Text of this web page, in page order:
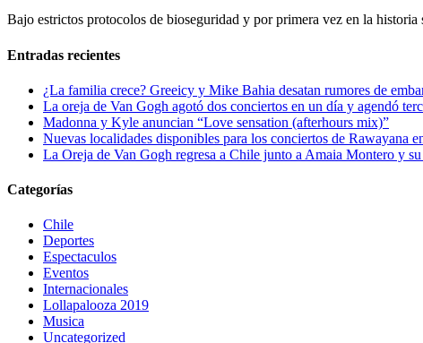
Bajo estrictos protocolos de bioseguridad y por primera vez en la
Entradas recientes
¿La familia crece? Greeicy y Mike Bahia desatan rumores de
La oreja de Van Gogh agotó dos conciertos en un día y agendó
Madonna y Kyle anuncian “Love sensation (afterhours mix)”
Nuevas localidades disponibles para los conciertos de Rawayana
La Oreja de Van Gogh regresa a Chile junto a Amaia Montero y su
Categorías
Chile
Deportes
Espectaculos
Eventos
Internacionales
Lollapalooza 2019
Musica
Uncategorized